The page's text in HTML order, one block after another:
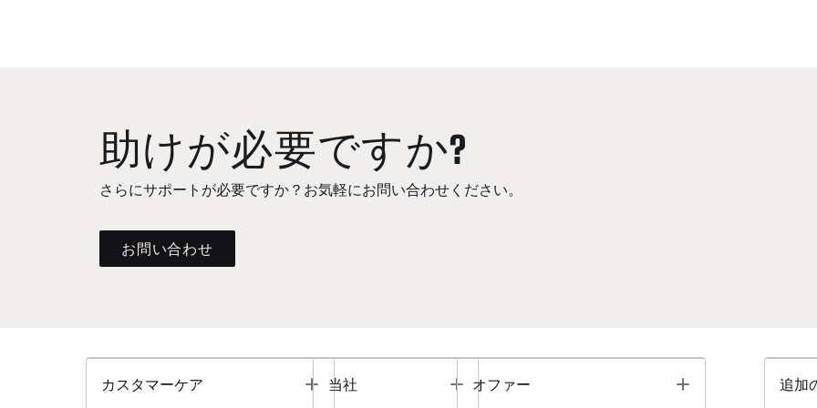
助けが必要ですか?
さらにサポートが必要ですか？お気軽にお問い合わせください。
お問い合わせ
カスタマーケア Toggle
当社 Toggle
オファー Toggle 追加